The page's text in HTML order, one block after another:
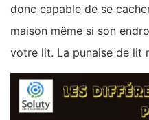
donc capable de se
maison même si son
votre lit. La punaise de lit